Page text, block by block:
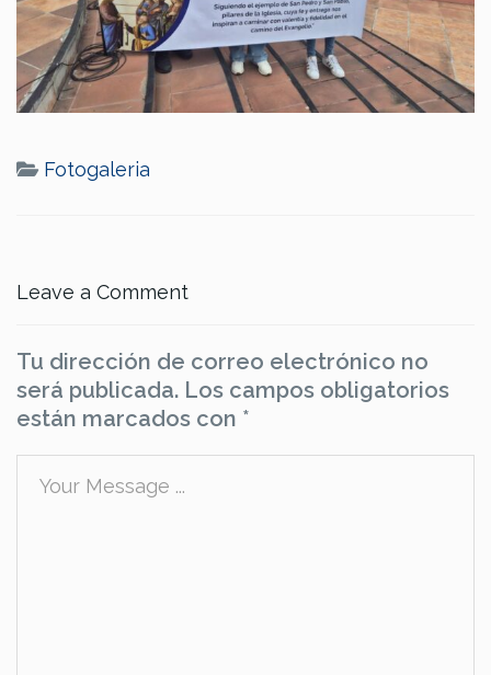
Fotogaleria
Leave a Comment
Tu dirección de correo electrónico no
será publicada. Los campos obligatorios
están marcados con *